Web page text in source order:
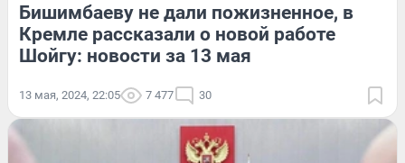
Бишимбаеву не дали пожизненное, в
Кремле рассказали о новой работе
Шойгу: новости за 13 мая
13 мая, 2024, 22:05 7 477 30